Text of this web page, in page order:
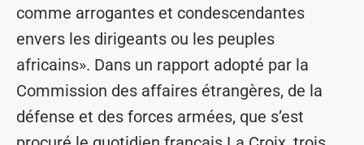
comme arrogantes et condescendantes
envers les dirigeants ou les peuples
africains». Dans un rapport adopté par la
Commission des affaires étrangères, de la
défense et des forces armées, que s’est